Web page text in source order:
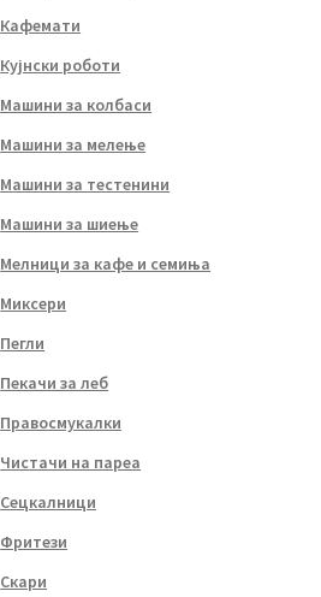
Кафемати
Кујнски роботи
Машини за колбаси
Машини за мелење
Машини за тестенини
Машини за шиење
Мелници за кафе и семиња
Миксери
Пегли
Пекачи за леб
Правосмукалки
Чистачи на пареа
Сецкалници
Фритези
Скари